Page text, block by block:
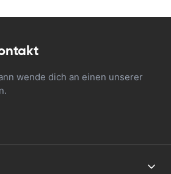
wende dich an einen unserer